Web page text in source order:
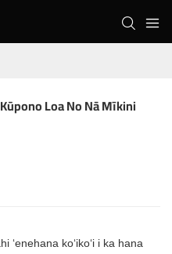
Loa No Nā Mīkini
ʻenehana koʻikoʻi i ka hana